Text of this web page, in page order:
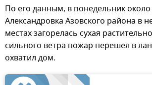
По его данным, в понедельник около
Александровка Азовского района в
местах загорелась сухая
сильного ветра пожар перешел в
охватил дом.